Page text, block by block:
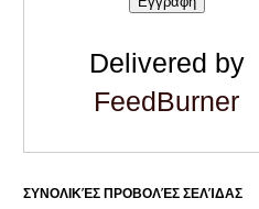
Delivered by
FeedBurner
ΣΥΝΟΛΙΚΈΣ ΠΡΟΒΟΛΈΣ ΣΕΛΊΔΑΣ